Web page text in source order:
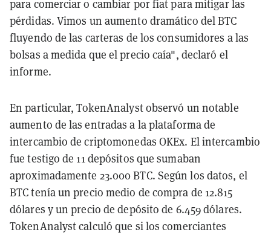
para comerciar o cambiar por fiat para mitigar las
pérdidas. Vimos un aumento dramático del BTC
fluyendo de las carteras de los consumidores a las
bolsas a medida que el precio caía", declaró el
informe.
En particular, TokenAnalyst observó un notable
aumento de las entradas a la plataforma de
intercambio de criptomonedas OKEx. El intercambio
fue testigo de 11 depósitos que sumaban
aproximadamente 23.000 BTC. Según los datos, el
BTC tenía un precio medio de compra de 12.815
dólares y un precio de depósito de 6.459 dólares.
TokenAnalyst calculó que si los comerciantes